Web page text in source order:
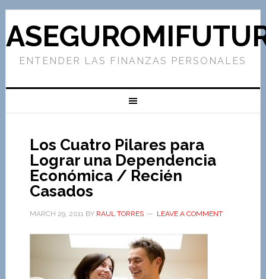
ENTENDER LAS FINANZAS PERSONALES
Los Cuatro Pilares para
Lograr una Dependencia
Económica / Recién
Casados
MARCH 29, 2011BY RAUL TORRES LEAVE A COMMENT